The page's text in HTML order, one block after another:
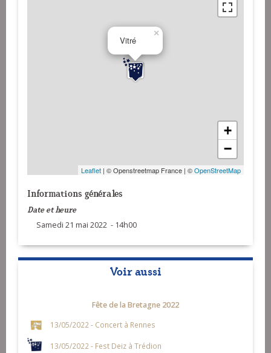
Vitré
×
+
−
Leaflet | © Openstreetmap France | ©OpenStreetMap
Informations générales
Date et heure
Samedi 21 mai 2022 - 14h00
Voir aussi
Fête de la Bretagne 2022
13/05/2022 - Concert à Rennes
13/05/2022 - Fest Deiz à Trédion